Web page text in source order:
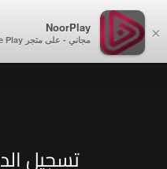
×
NoorPlay
مجاني - على متجر Google Play
تسجيل